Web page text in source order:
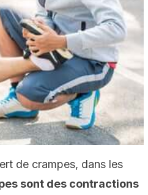
de crampes, dans les
sont des contractions